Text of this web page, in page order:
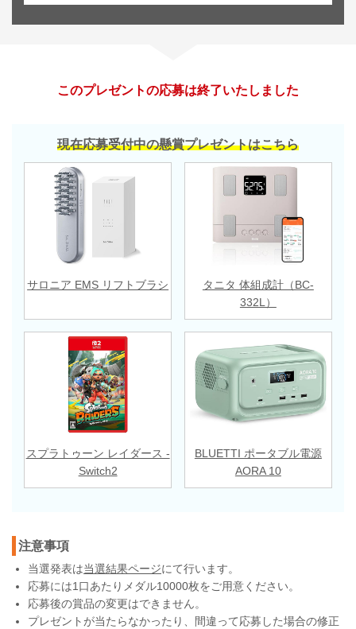
このプレゼントの応募は終了いたしました
現在応募受付中の懸賞プレゼントはこちら
サロニア EMS リフトブラシ
タニタ 体組成計（BC-
332L）
スプラトゥーン レイダース -
Switch2
BLUETTI ポータブル電源
AORA 10
注意事項
当選発表は当選結果ページにて行います。
応募には1口あたりメダル10000枚をご用意ください。
応募後の賞品の変更はできません。
プレゼントが当たらなかったり、間違って応募した場合の修正